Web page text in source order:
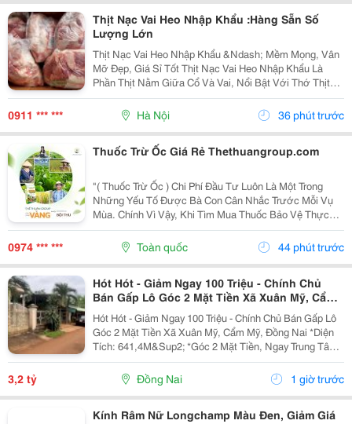
Thịt Nạc Vai Heo Nhập Khẩu :Hàng Sẵn Số
Lượng Lớn
Thịt Nạc Vai Heo Nhập Khẩu &Ndash; Mềm Mọng, Vân
Mỡ Đẹp, Giá Sỉ Tốt Thịt Nạc Vai Heo Nhập Khẩu Là
Phần Thịt Nằm Giữa Cổ Và Vai, Nổi Bật Với Thớ Thịt
Săn Chắc, Tỷ Lệ Nạc Cao Và Các Vân Mỡ Mảnh Phân
Bố Tự Nhiên . Sự Kết Hợp Hài Hòa Giữa Nạc Và Mỡ...
0911 *** *** Hà Nội 36 phút trước
Thuốc Trừ Ốc Giá Rẻ Thethuangroup.com
"( Thuốc Trừ Ốc ) Chi Phí Đầu Tư Luôn Là Một Trong
Những Yếu Tố Được Bà Con Cân Nhắc Trước Mỗi Vụ
Mùa. Chính Vì Vậy, Khi Tìm Mua Thuốc Bảo Vệ Thực
Vật, Nhiều Người Thường Ưu Tiên Những Sản Phẩm
Có Mức Giá Hợp Lý Để Tiết Kiệm Ngân Sách. Tuy
Nhiên, Giá...
0974 *** *** Toàn quốc 44 phút trước
Hót Hót - Giảm Ngay 100 Triệu - Chính Chủ
Bán Gấp Lô Góc 2 Mặt Tiền Xã Xuân Mỹ, Cẩm
Mỹ, Đồng Nai
Hót Hót - Giảm Ngay 100 Triệu - Chính Chủ Bán Gấp Lô
Góc 2 Mặt Tiền Xã Xuân Mỹ, Cẩm Mỹ, Đồng Nai *Diện
Tích: 641,4M&Sup2; *Góc 2 Mặt Tiền, Ngay Trung Tâm,
Thuận Tiện Kinh Doanh Đa Ngành Nghề. Cách Quốc Lộ
764 Chỉ Khoảng 400M. *Pháp Lý Sổ Hồng...
3,2 tỷ Đồng Nai 1 giờ trước
Kính Râm Nữ Longchamp Màu Đen, Giảm Giá